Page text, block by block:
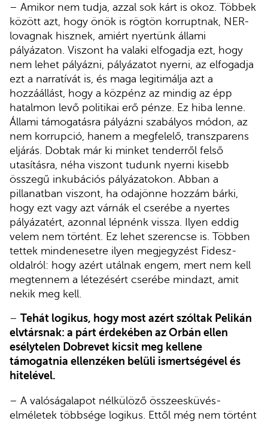
– Amikor nem tudja, azzal sok kárt is okoz. Többek
között azt, hogy önök is rögtön korruptnak, NER-
lovagnak hisznek, amiért nyertünk állami
pályázaton. Viszont ha valaki elfogadja ezt, hogy
nem lehet pályázni, pályázatot nyerni, az elfogadja
ezt a narratívát is, és maga legitimálja azt a
hozzáállást, hogy a közpénz az mindig az épp
hatalmon levő politikai erő pénze. Ez hiba lenne.
Állami támogatásra pályázni szabályos módon, az
nem korrupció, hanem a megfelelő, transzparens
eljárás. Dobtak már ki minket tenderről felső
utasításra, néha viszont tudunk nyerni kisebb
összegű inkubációs pályázatokon. Abban a
pillanatban viszont, ha odajönne hozzám bárki,
hogy ezt vagy azt várnák el cserébe a nyertes
pályázatért, azonnal lépnénk vissza. Ilyen eddig
velem nem történt. Ez lehet szerencse is. Többen
tettek mindenesetre ilyen megjegyzést Fidesz-
oldalról: hogy azért utálnak engem, mert nem kell
megtennem a létezésért cserébe mindazt, amit
nekik meg kell.
– Tehát logikus, hogy most azért szóltak Pelikán
elvtársnak: a párt érdekében az Orbán ellen
esélytelen Dobrevet kicsit meg kellene
támogatnia ellenzéken belüli ismertségével és
hitelével.
– A valóságalapot nélkülöző összeesküvés-
elméletek többsége logikus. Ettől még nem történt